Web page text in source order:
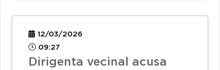
12/03/2026
09:27
Dirigenta vecinal acusa